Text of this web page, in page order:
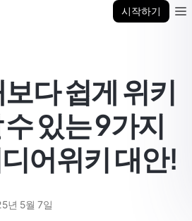
시작하기
다 쉽게 위키
있는 9가지
어위키 대안!
년 5월 7일